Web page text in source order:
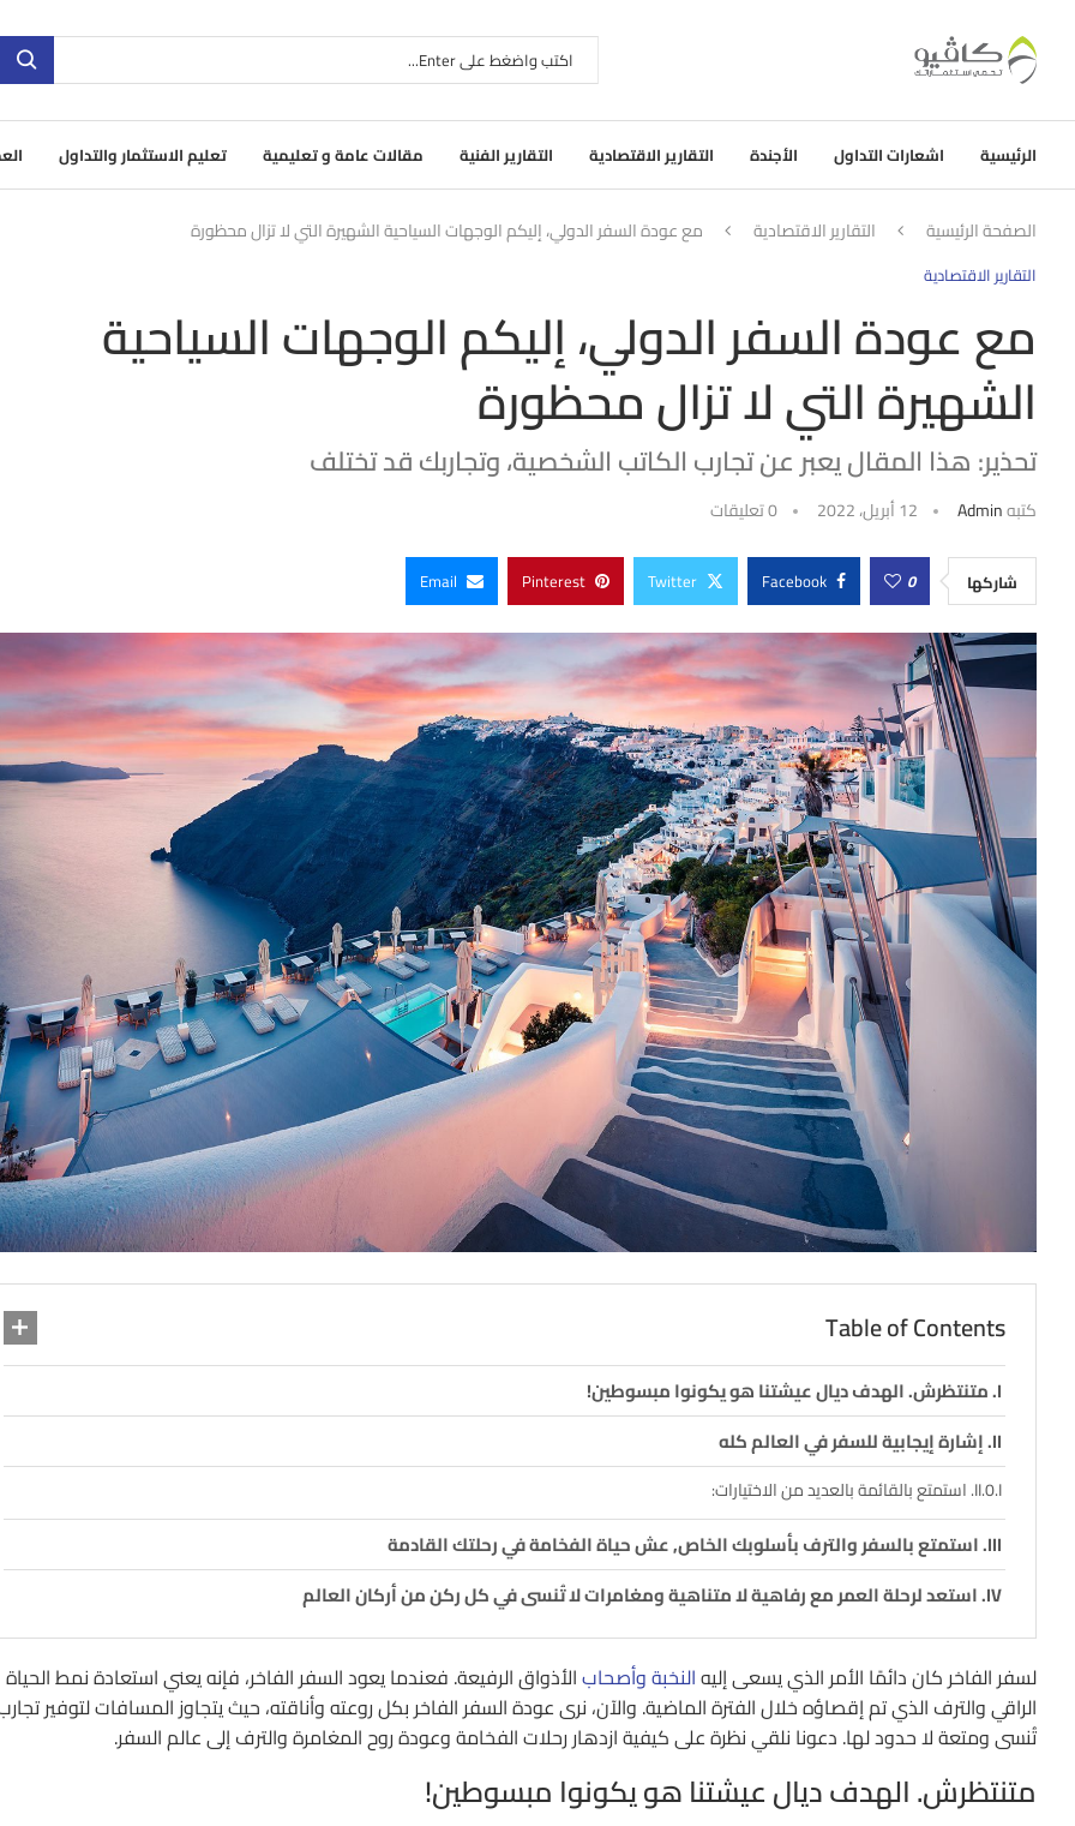
الرئيسية اشعارات التداول الأجندة التقارير الاقتصادية التقارير الفنية مقالات عامة و تعليمية تعليم الاستثمار والتداول
الصفحة الرئيسية التقارير الاقتصادية مع عودة السفر الدولي، إليكم الوجهات السياحية الشهيرة التي لا تزال محظورة
التقارير الاقتصادية
مع عودة السفر الدولي، إليكم الوجهات السياحية
الشهيرة التي لا تزال محظورة
تحذير: هذا المقال يعبر عن تجارب الكاتب الشخصية، وتجاربك قد تختلف
كتبهAdmin 12 أبريل، 2022 0 تعليقات
شاركها 0
Facebook
Twitter
Pinterest
Email
Table of Contents
متنتظرش. الهدف ديال عيشتنا هو يكونوا مبسوطين!
إشارة إيجابية للسفر في العالم كله
استمتع بالقائمة بالعديد من الاختيارات:
استمتع بالسفر والترف بأسلوبك الخاص, عش حياة الفخامة في رحلتك القادمة
استعد لرحلة العمر مع رفاهية لا متناهية ومغامرات لا تُنسى في كل ركن من أركان العالم
لسفر الفاخر كان دائمًا الأمر الذي يسعى إليهالنخبة وأصحابالأذواق الرفيعة. فعندما يعود السفر الفاخر، فإنه يعني استعادة نمط الحياة
الراقي والترف الذي تم إقصاؤه خلال الفترة الماضية. والآن، نرى عودة السفر الفاخر بكل روعته وأناقته، حيث يتجاوز المسافات لتوفير
تُنسى ومتعة لا حدود لها. دعونا نلقي نظرة على كيفية ازدهار رحلات الفخامة وعودة روح المغامرة والترف إلى عالم السفر.
متنتظرش. الهدف ديال عيشتنا هو يكونوا مبسوطين!